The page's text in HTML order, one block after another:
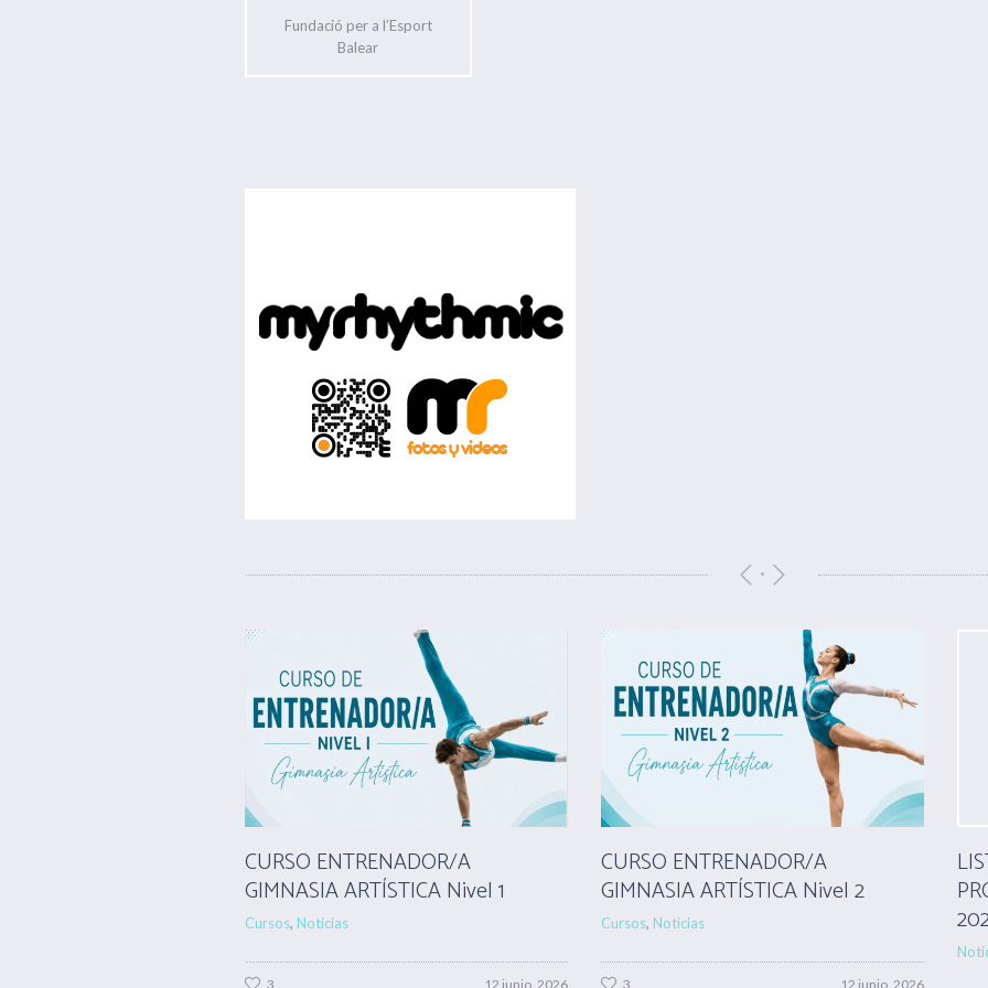
Fundació per a l’Esport
Balear
CURSO ENTRENADOR/A
GIMNASIA ARTÍSTICA Nivel 1
Cursos, Noticias
3 12 junio, 2026
CURSO ENTRENADOR/A
GIMNASIA ARTÍSTICA Nivel 2
Cursos, Noticias
3 12 junio, 2026